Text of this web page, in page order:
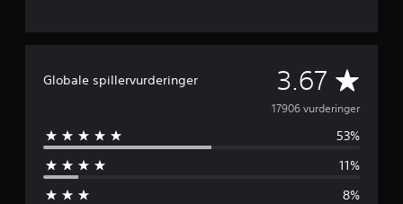
Globale spillervurderinger 3.67 G
e
n
n
17906 vurderinger
53%
11%
8%